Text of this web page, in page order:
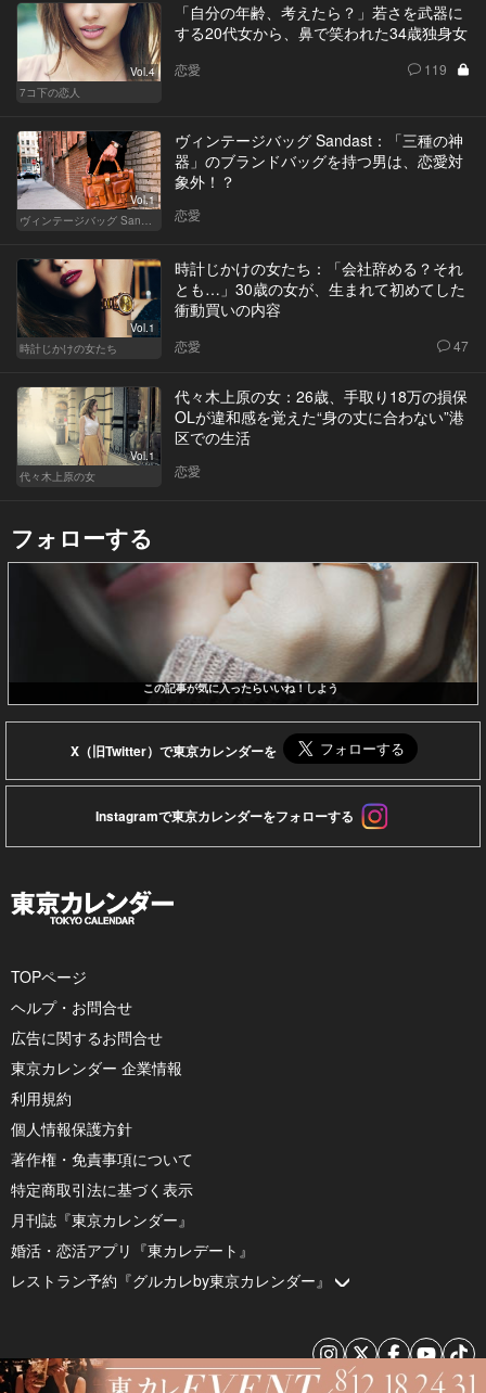
Vol.4
7コ下の恋人
「自分の年齢、考えたら？」若さを武器に
する20代女から、鼻で笑われた34歳独身女
恋愛 119
Vol.1
ヴィンテージバッグ Sandast
ヴィンテージバッグ Sandast：「三種の神
器」のブランドバッグを持つ男は、恋愛対
象外！？
恋愛
Vol.1
時計じかけの女たち
時計じかけの女たち：「会社辞める？それ
とも…」30歳の女が、生まれて初めてした
衝動買いの内容
恋愛 47
Vol.1
代々木上原の女
代々木上原の女：26歳、手取り18万の損保
OLが違和感を覚えた“身の丈に合わない”港
区での生活
恋愛
フォローする
この記事が気に入ったらいいね！しよう
X（旧Twitter）で東京カレンダーを
Instagramで東京カレンダーをフォローする
TOPページ
ヘルプ・お問合せ
広告に関するお問合せ
東京カレンダー 企業情報
利用規約
個人情報保護方針
著作権・免責事項について
特定商取引法に基づく表示
月刊誌『東京カレンダー』
婚活・恋活アプリ『東カレデート』
レストラン予約『グルカレby東京カレンダー』
© 2026 by Tokyo Calendar, Inc.